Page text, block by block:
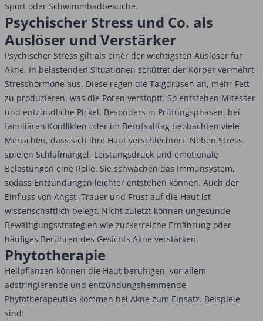
Sport oder Schwimmbadbesuche.
Psychischer Stress und Co. als
Auslöser und Verstärker
Psychischer Stress gilt als einer der wichtigsten Auslöser für
Akne. In belastenden Situationen schüttet der Körper vermehrt
Stresshormone aus. Diese regen die Talgdrüsen an, mehr Fett
zu produzieren, was die Poren verstopft. So entstehen Mitesser
und entzündliche Pickel. Besonders in Prüfungsphasen, bei
familiären Konflikten oder im Berufsalltag beobachten viele
Menschen, dass sich ihre Haut verschlechtert. Neben Stress
spielen Schlafmangel, Leistungsdruck und emotionale
Belastungen eine Rolle. Sie schwächen das Immunsystem,
sodass Entzündungen leichter entstehen können. Auch der
Einfluss von Angst, Trauer und Frust auf die Haut ist
wissenschaftlich belegt. Nicht zuletzt können ungesunde
Bewältigungsstrategien wie zuckerreiche Ernährung oder
häufiges Berühren des Gesichts Akne verstärken.
Phytotherapie
Heilpflanzen können die Haut beruhigen, vor allem
adstringierende und entzündungshemmende
Phytotherapeutika kommen bei Akne zum Einsatz. Beispiele
sind: